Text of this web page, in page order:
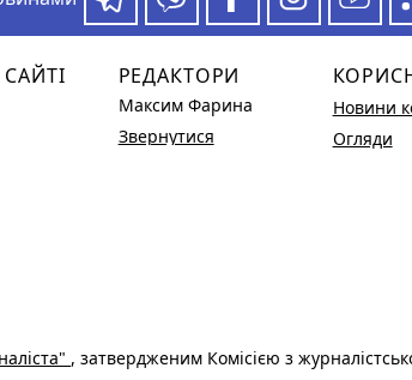
РЕДАКТОРИ
Максим Фарина
Звернутися
Новини
Огляди
, затвердженим Комісією з